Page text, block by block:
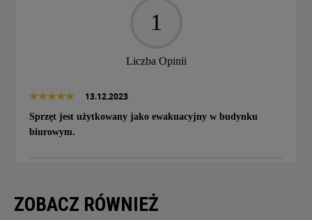
1
Liczba Opinii
13.12.2023
Sprzęt jest użytkowany jako ewakuacyjny w budynku
biurowym.
ZOBACZ RÓWNIEŻ